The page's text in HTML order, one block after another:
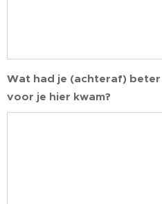
Wat had je (achteraf)
voor je hier kwam?